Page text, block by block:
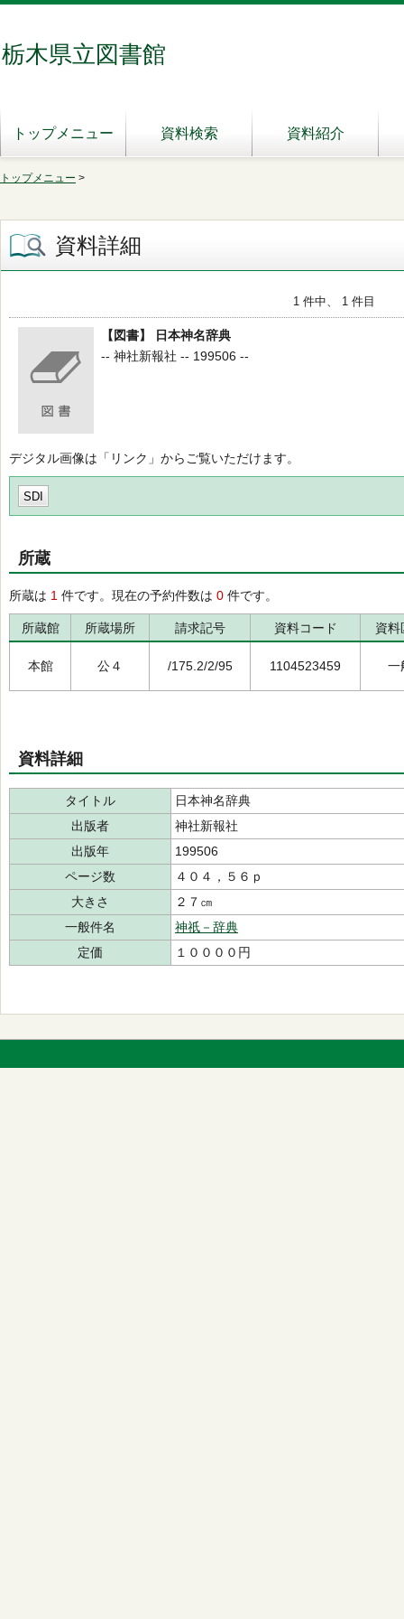
栃木県立図書館
トップメニュー 資料検索 資料紹介
トップメニュー >
資料詳細
1 件中、 1 件目
【図書】 日本神名辞典
-- 神社新報社 -- 199506 --
デジタル画像は「リンク」からご覧いただけます。
SDI
所蔵
所蔵は 1 件です。現在の予約件数は 0 件です。
所蔵館 所蔵場所 請求記号 資料コード 資料
本館 公４ /175.2/2/95 1104523459 一
資料詳細
タイトル
日本神名辞典
出版者
神社新報社
出版年
199506
ページ数
４０４，５６ｐ
大きさ
２７㎝
一般件名
神祇－辞典
定価
１００００円